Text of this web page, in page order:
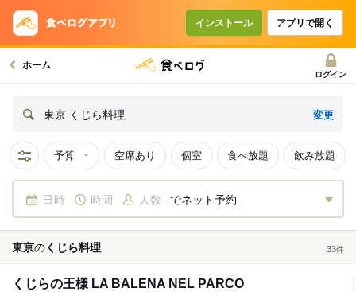
インストール アプリで開く
ホーム
ログイン
東京 くじら料理 変更
予算 空席あり 個室 食べ放題 飲み放題
日時 時間 人数 でネット予約
東京のくじら料理 33件
くじらの王様 LA BALENA NEL PARCO